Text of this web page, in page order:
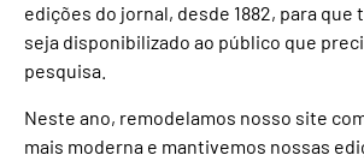
edições do jornal, desde 1882, para que
seja disponibilizado ao público que
pesquisa.
Neste ano, remodelamos nosso site
mais moderna e mantivemos nossas